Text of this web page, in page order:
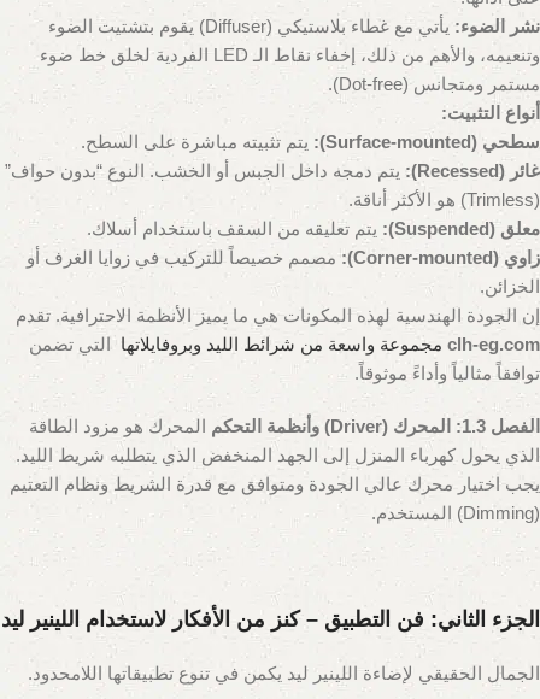
نشر الضوء:
يأتي مع غطاء بلاستيكي (Diffuser) يقوم بتشتيت الضوء
وتنعيمه، والأهم من ذلك، إخفاء نقاط الـ LED الفردية لخلق خط ضوء
مستمر ومتجانس (Dot-free).
أنواع التثبيت:
سطحي (Surface-mounted):
يتم تثبيته مباشرة على السطح.
غائر (Recessed):
يتم دمجه داخل الجبس أو الخشب. النوع “بدون حواف”
(Trimless) هو الأكثر أناقة.
معلق (Suspended):
يتم تعليقه من السقف باستخدام أسلاك.
زاوي (Corner-mounted):
مصمم خصيصاً للتركيب في زوايا الغرف أو
الخزائن.
إن الجودة الهندسية لهذه المكونات هي ما يميز الأنظمة الاحترافية. تقدم
clh-eg.com مجموعة واسعة من شرائط الليد وبروفايلاتها التي تضمن
توافقاً مثالياً وأداءً موثوقاً.
الفصل 1.3: المحرك (Driver) وأنظمة التحكم
المحرك هو مزود الطاقة
الذي يحول كهرباء المنزل إلى الجهد المنخفض الذي يتطلبه شريط الليد.
يجب اختيار محرك عالي الجودة ومتوافق مع قدرة الشريط ونظام التعتيم
(Dimming) المستخدم.
الجزء الثاني: فن التطبيق – كنز من الأفكار لاستخدام اللينير ليد
الجمال الحقيقي لإضاءة اللينير ليد يكمن في تنوع تطبيقاتها اللامحدود.